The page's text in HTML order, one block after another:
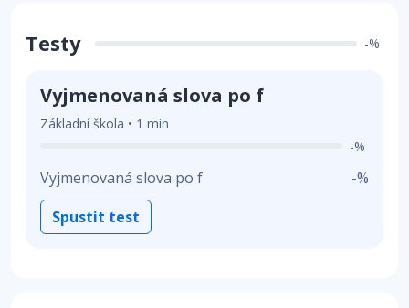
Testy -%
Vyjmenovaná slova po f
Základní škola • 1 min
-%
Vyjmenovaná slova po f
-%
Spustit test